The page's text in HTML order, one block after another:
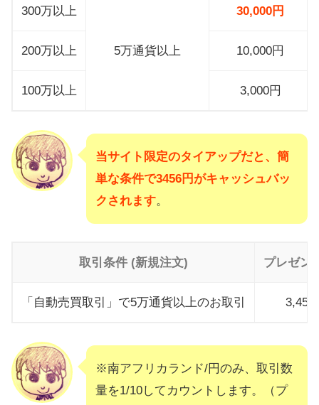
300万以上
5万通貨以上
30,000円
200万以上 10,000円
100万以上 3,000円
当サイト限定のタイアップだと、簡
単な条件で3456円がキャッシュバッ
クされます。
取引条件 (新規注文) プレゼン
「自動売買取引」で5万通貨以上のお取引 3,456
※南アフリカランド/円のみ、取引数
量を1/10してカウントします。（プ